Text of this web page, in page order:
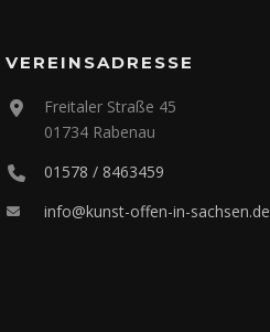
VEREINSADRESSE
Freitaler Straße 45
01734 Rabenau
01578 / 8463459
info@kunst-offen-in-sachsen.de